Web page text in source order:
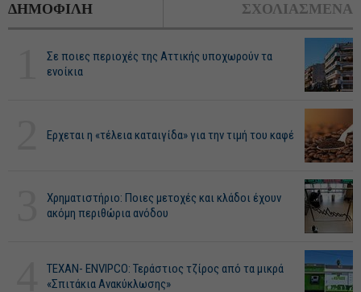
ΔΗΜΟΦΙΛΗ ΣΧΟΛΙΑΣΜΕΝΑ
Σε ποιες περιοχές της Αττικής υποχωρούν τα
ενοίκια
Ερχεται η «τέλεια καταιγίδα» για την τιμή του καφέ
Χρηματιστήριο: Ποιες μετοχές και κλάδοι έχουν
ακόμη περιθώρια ανόδου
ΤΕΧΑΝ- ENVIPCO: Τεράστιος τζίρος από τα μικρά
«Σπιτάκια Ανακύκλωσης»